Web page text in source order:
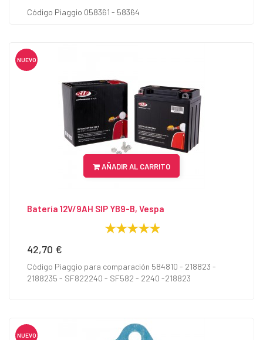
Código Piaggio 058361 - 58364
NUEVO
AÑADIR AL CARRITO
Batería 12V/9AH SIP YB9-B, Vespa
Precio
42,70 €
Código Piaggio para comparación 584810 - 218823 -
2188235 - SF822240 - SF582 - 2240 -218823
NUEVO